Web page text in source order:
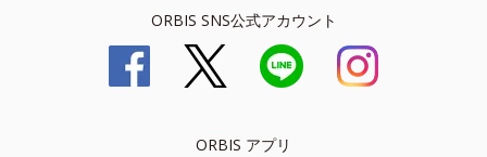
ORBIS SNS公式アカウント
ORBIS アプリ